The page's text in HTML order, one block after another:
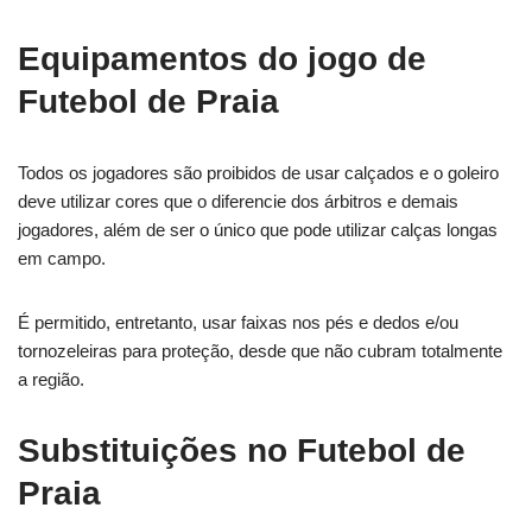
Equipamentos do jogo de
Futebol de Praia
Todos os jogadores são proibidos de usar calçados e o goleiro
deve utilizar cores que o diferencie dos árbitros e demais
jogadores, além de ser o único que pode utilizar calças longas
em campo.
É permitido, entretanto, usar faixas nos pés e dedos e/ou
tornozeleiras para proteção, desde que não cubram totalmente
a região.
Substituições no Futebol de
Praia